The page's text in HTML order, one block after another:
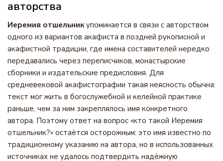
авторства
Иеремия отшельникупоминается в связи с авторством
одного из вариантов акафиста в поздней рукописной и
акафистной традиции, где имена составителей нередко
передавались через переписчиков, монастырские
сборники и издательские предисловия. Для
средневековой акафистографии такая неясность обычна:
текст мог жить в богослужебной и келейной практике
раньше, чем за ним закреплялось имя конкретного
автора. Поэтому ответ на вопрос «кто такой Иеремия
отшельник?» остаётся осторожным: это имя известно по
традиционному указанию на автора, но в использованных
источниках не удалось подтвердить надёжную